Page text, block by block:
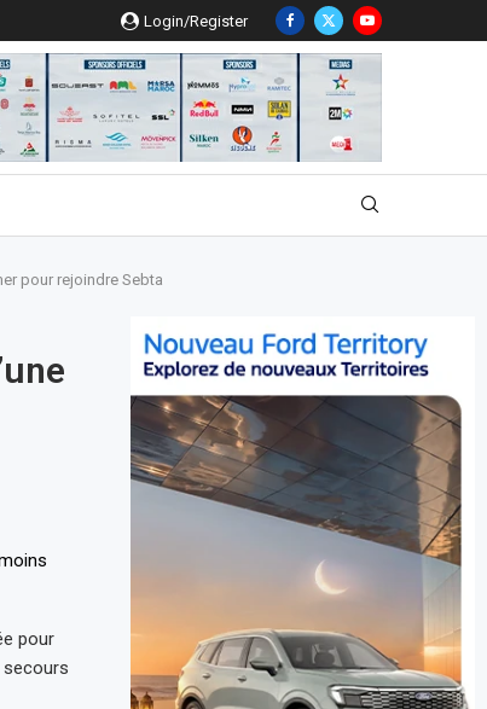
Login/Register
pour rejoindre Sebta
pour
secours